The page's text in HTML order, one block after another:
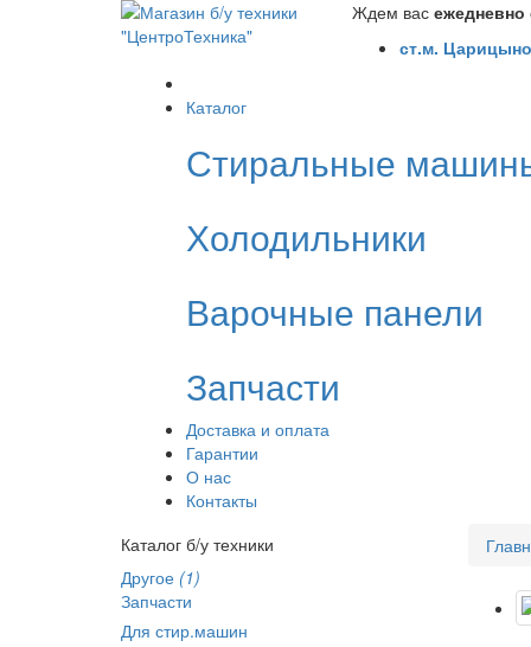
Ждем вас ежедневно
ст.м.
Каталог
Стиральные
Холодильники
Варочные панели
Запчасти
Доставка и оплата
Гарантии
О нас
Контакты
Каталог б/у техники
Другое (1)
Запчасти
Для стир.машин